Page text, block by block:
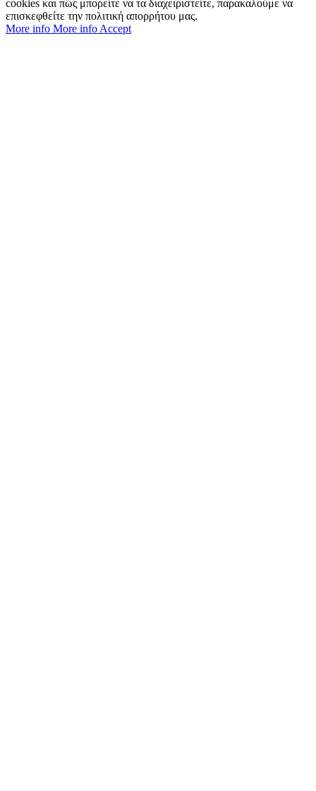
cookies και πώς μπορείτε να τα διαχειριστείτε, παρακαλούμε να
επισκεφθείτε την πολιτική απορρήτου μας.
More info More info Accept